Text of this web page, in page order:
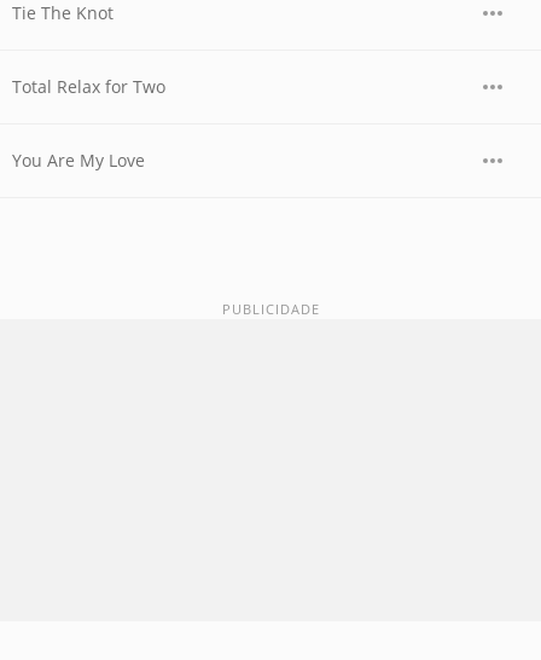
Tie The Knot
Total Relax for Two
You Are My Love